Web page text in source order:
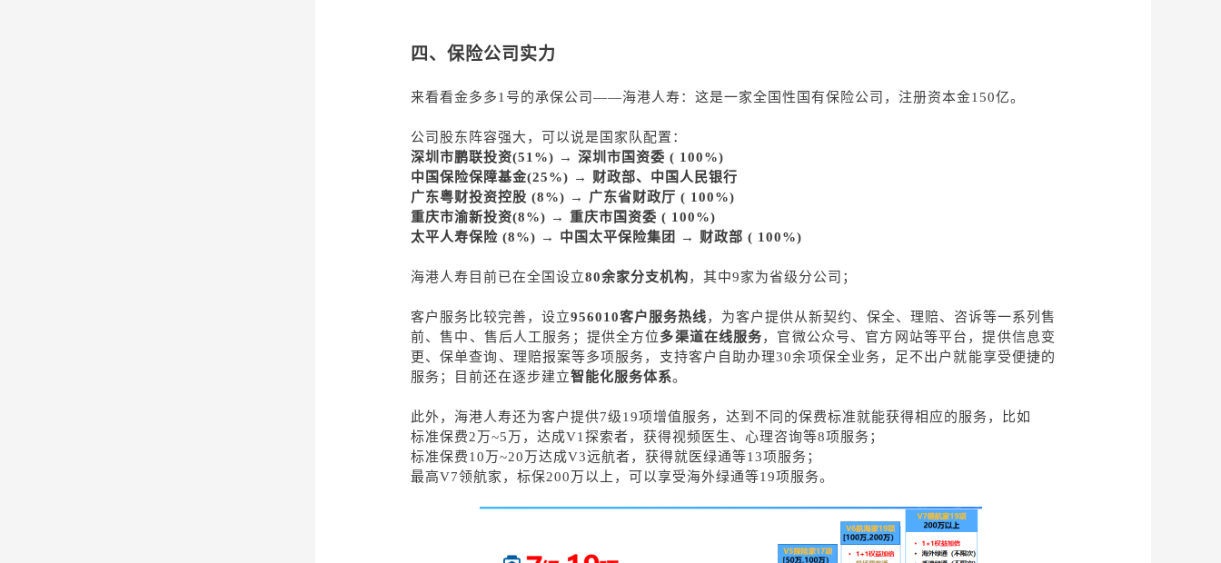
四、 保险公司实力
来看看金多多1号的承保公司——海港人寿：这是一家全国性国有保险公司，注册资本金150亿。
公司股东阵容强大，可以说是国家队配置：
深圳市鹏联投资(51%) → 深圳市国资委 ( 100%)
中国保险保障基金(25%) → 财政部、 中国人民银行
广东粤财投资控股 (8%) → 广东省财政厅 ( 100%)
重庆市渝新投资(8%) → 重庆市国资委 ( 100%)
太平人寿保险 (8%) → 中国太平保险集团 → 财政部 ( 100%)
海港人寿目前已在全国设立80余家分支机构，其中9家为省级分公司；
客户服务比较完善，设立956010客户服务热线，为客户提供从新契约、保全、理赔、咨诉等一系列售
前、售中、售后人工服务；提供全方位多渠道在线服务，官微公众号、官方网站等平台，提供信息变
更、保单查询、理赔报案等多项服务，支持客户自助办理30余项保全业务，足不出户就能享受便捷的
服务；目前还在逐步建立智能化服务体系。
此外，海港人寿还为客户提供7级19项增值服务，达到不同的保费标准就能获得相应的服务，比如
标准保费2万~5万，达成V1探索者，获得视频医生、心理咨询等8项服务；
标准保费10万~20万达成V3远航者，获得就医绿通等13项服务；
最高V7领航家，标保200万以上，可以享受海外绿通等19项服务。